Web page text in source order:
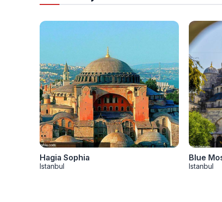
Hagia Sophia
Istanbul
Blue
Istanbul